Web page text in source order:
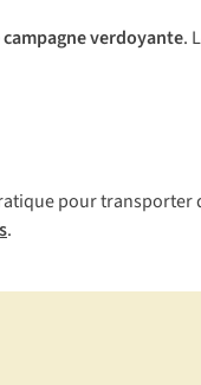
campagne verdoyante.
atiquepourtransporter
.